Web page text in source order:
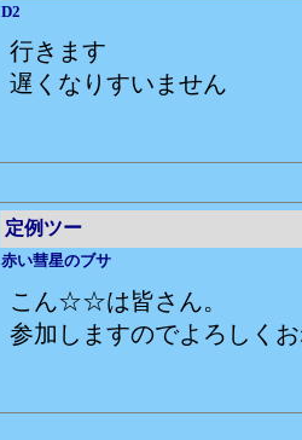
D2
行きます
遅くなりすいません
定例ツー
赤い彗星のブサ
こん☆☆は皆さん。
参加しますのでよろしく